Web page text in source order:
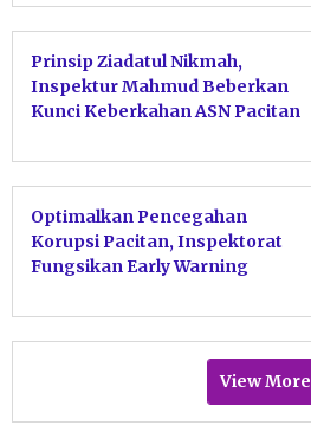
Prinsip Ziadatul Nikmah,
Inspektur Mahmud Beberkan
Kunci Keberkahan ASN Pacitan
Optimalkan Pencegahan
Korupsi Pacitan, Inspektorat
Fungsikan Early Warning
View More